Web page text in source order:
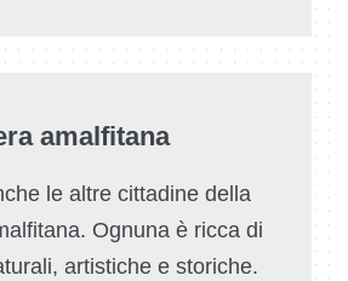
amalfitana
le altre cittadine della
Ognuna è ricca di
artistiche e storiche.